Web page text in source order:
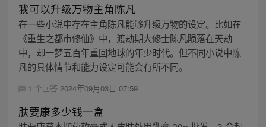
我可以升级万物主角陈凡
在一些小说中存在主角陈凡能够升级万物的设定。比如在
《重生之都市修仙》中，渡劫期大修士陈凡陨落在天劫
中，却一梦五百年重回地球的年少时代。但不同小说中陈
凡的具体情节和能力设定可能会有所不同。
1 个回答 2024年09月03日 07:59
肤要康多少钱一盒